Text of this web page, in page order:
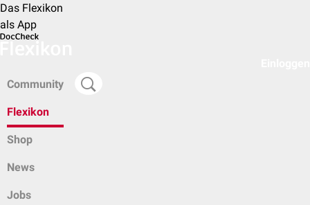
Das Flexikon
als App
Community
Flexikon
Shop
News
Jobs